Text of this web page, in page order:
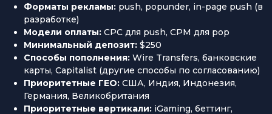
Форматы рекламы: push, popunder, in-page push (в
разработке)
Модели оплаты: CPC для push, CPM для pop
Минимальный депозит: $250
Способы пополнения: Wire Transfers, банковские
карты, Capitalist (другие способы по согласованию)
Приоритетные ГЕО:США, Индия, Индонезия,
Германия, Великобритания
Приоритетные вертикали: iGaming, беттинг,